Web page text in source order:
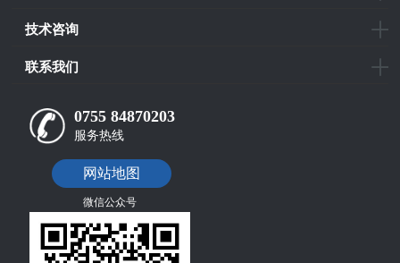
技术咨询
联系我们
0755 84870203
服务热线
网站地图
微信公众号